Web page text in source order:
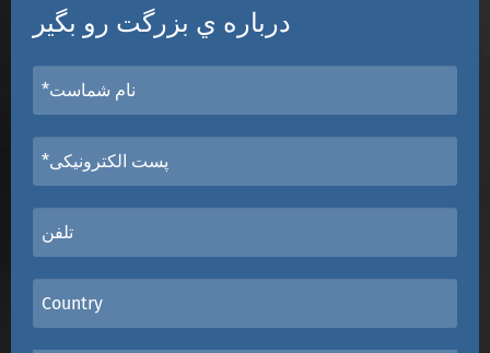
درباره ي بزرگت رو بگير